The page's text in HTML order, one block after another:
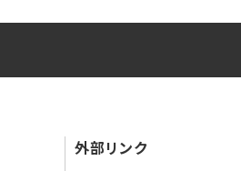
外部リンク